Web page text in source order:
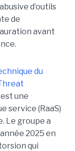
d’outils
de
avant
du
une
service (RaaS)
Le groupe a
2025 en
qui